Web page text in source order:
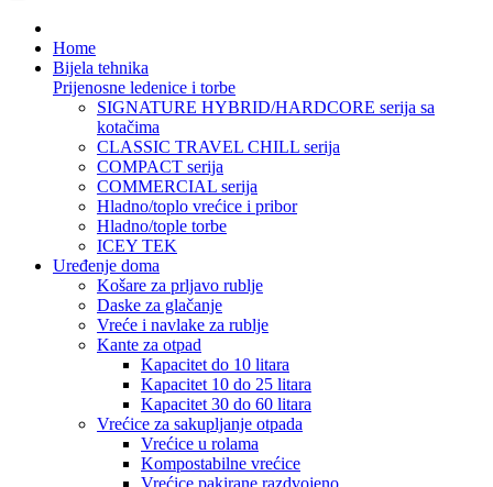
Home
Bijela tehnika
Prijenosne ledenice i torbe
SIGNATURE HYBRID/HARDCORE serija sa
kotačima
CLASSIC TRAVEL CHILL serija
COMPACT serija
COMMERCIAL serija
Hladno/toplo vrećice i pribor
Hladno/tople torbe
ICEY TEK
Uređenje doma
Košare za prljavo rublje
Daske za glačanje
Vreće i navlake za rublje
Kante za otpad
Kapacitet do 10 litara
Kapacitet 10 do 25 litara
Kapacitet 30 do 60 litara
Vrećice za sakupljanje otpada
Vrećice u rolama
Kompostabilne vrećice
Vrećice pakirane razdvojeno